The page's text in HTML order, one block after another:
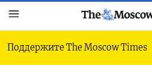
Поддержите The Moscow Times